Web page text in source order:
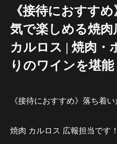
《接待におすす
気で楽しめる焼肉
カルロス | 焼肉・
りのワインを堪能
《接待におすすめ》落ち着
焼肉 カルロス 広報担当です！